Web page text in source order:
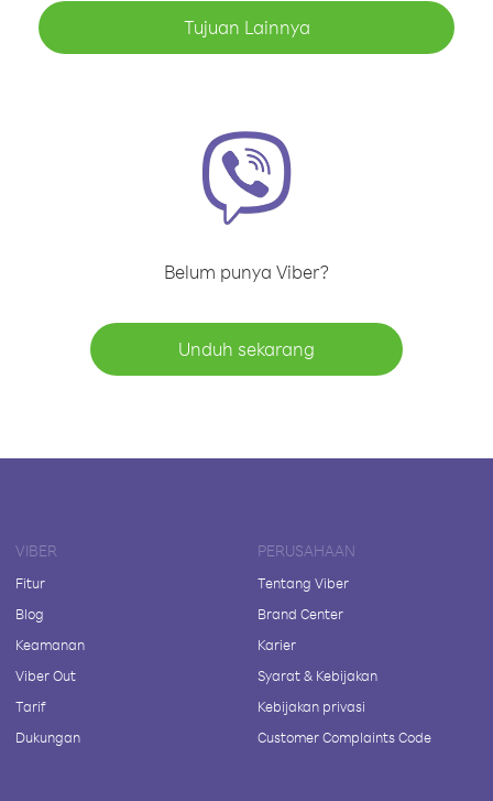
Tujuan Lainnya
Belum punya Viber?
Unduh sekarang
VIBER
Fitur
Blog
Keamanan
Viber Out
Tarif
Dukungan
PERUSAHAAN
Tentang Viber
Brand Center
Karier
Syarat & Kebijakan
Kebijakan privasi
Customer Complaints Code